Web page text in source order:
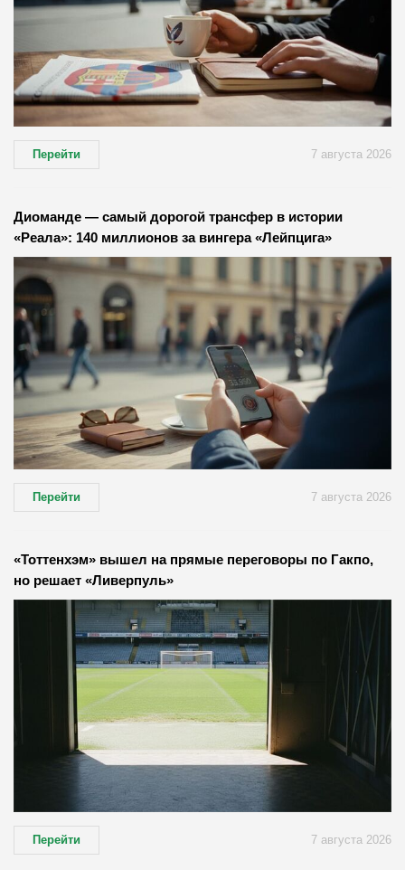
Перейти 7 августа 2026
Диоманде — самый дорогой трансфер в истории
«Реала»: 140 миллионов за вингера «Лейпцига»
Перейти 7 августа 2026
«Тоттенхэм» вышел на прямые переговоры по Гакпо,
но решает «Ливерпуль»
Перейти 7 августа 2026